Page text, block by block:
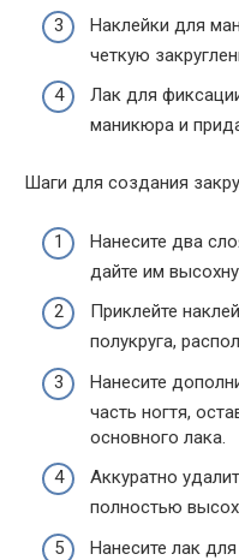
Наклейки для
четкую
Лак для
маникюра и
Шаги для создания
Нанесите два
дайте им
Приклейте
полукруга,
Нанесите
часть ногтя,
основного лака.
Аккуратно
полностью
Нанесите лак